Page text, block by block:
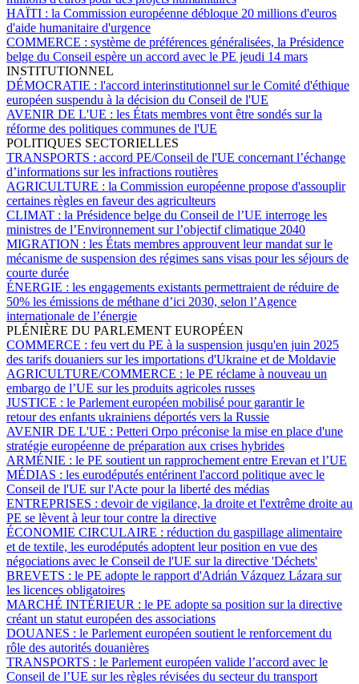
HAÏTI : la Commission européenne débloque 20 millions d'euros
d'aide humanitaire d'urgence
COMMERCE : système de préférences généralisées, la Présidence
belge du Conseil espère un accord avec le PE jeudi 14 mars
INSTITUTIONNEL
DÉMOCRATIE : l'accord interinstitutionnel sur le Comité d'éthique
européen suspendu à la décision du Conseil de l'UE
AVENIR DE L'UE : les États membres vont être sondés sur la
réforme des politiques communes de l'UE
POLITIQUES SECTORIELLES
TRANSPORTS : accord PE/Conseil de l'UE concernant l’échange
d’informations sur les infractions routières
AGRICULTURE : la Commission européenne propose d'assouplir
certaines règles en faveur des agriculteurs
CLIMAT : la Présidence belge du Conseil de l’UE interroge les
ministres de l’Environnement sur l’objectif climatique 2040
MIGRATION : les États membres approuvent leur mandat sur le
mécanisme de suspension des régimes sans visas pour les séjours de
courte durée
ÉNERGIE : les engagements existants permettraient de réduire de
50% les émissions de méthane d’ici 2030, selon l’Agence
internationale de l’énergie
PLÉNIÈRE DU PARLEMENT EUROPÉEN
COMMERCE : feu vert du PE à la suspension jusqu'en juin 2025
des tarifs douaniers sur les importations d'Ukraine et de Moldavie
AGRICULTURE/COMMERCE : le PE réclame à nouveau un
embargo de l’UE sur les produits agricoles russes
JUSTICE : le Parlement européen mobilisé pour garantir le
retour des enfants ukrainiens déportés vers la Russie
AVENIR DE L'UE : Petteri Orpo préconise la mise en place d'une
stratégie européenne de préparation aux crises hybrides
ARMÉNIE : le PE soutient un rapprochement entre Erevan et l’UE
MÉDIAS : les eurodéputés entérinent l'accord politique avec le
Conseil de l'UE sur l'Acte pour la liberté des médias
ENTREPRISES : devoir de vigilance, la droite et l'extrême droite au
PE se lèvent à leur tour contre la directive
ÉCONOMIE CIRCULAIRE : réduction du gaspillage alimentaire
et de textile, les eurodéputés adoptent leur position en vue des
négociations avec le Conseil de l'UE sur la directive 'Déchets'
BREVETS : le PE adopte le rapport d'Adrián Vázquez Lázara sur
les licences obligatoires
MARCHÉ INTÉRIEUR : le PE adopte sa position sur la directive
créant un statut européen des associations
DOUANES : le Parlement européen soutient le renforcement du
rôle des autorités douanières
TRANSPORTS : le Parlement européen valide l’accord avec le
Conseil de l’UE sur les règles révisées du secteur du transport